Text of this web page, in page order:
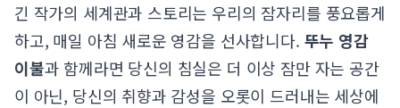
긴 작가의 세계관과 스토리는 우리의 잠자리를 풍요롭게
하고, 매일 아침 새로운 영감을 선사합니다. 뚜누 영감
이불과 함께라면 당신의 침실은 더 이상 잠만 자는 공간
이 아닌, 당신의 취향과 감성을 오롯이 드러내는 세상에